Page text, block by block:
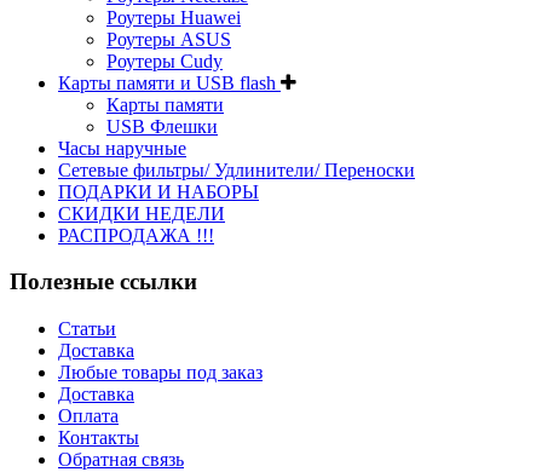
Роутеры Huawei
Роутеры ASUS
Роутеры Cudy
Карты памяти и USB flash
Карты памяти
USB Флешки
Часы наручные
Сетевые фильтры/ Удлинители/ Переноски
ПОДАРКИ И НАБОРЫ
СКИДКИ НЕДЕЛИ
РАСПРОДАЖА !!!
Полезные ссылки
Статьи
Доставка
Любые товары под заказ
Доставка
Оплата
Контакты
Обратная связь